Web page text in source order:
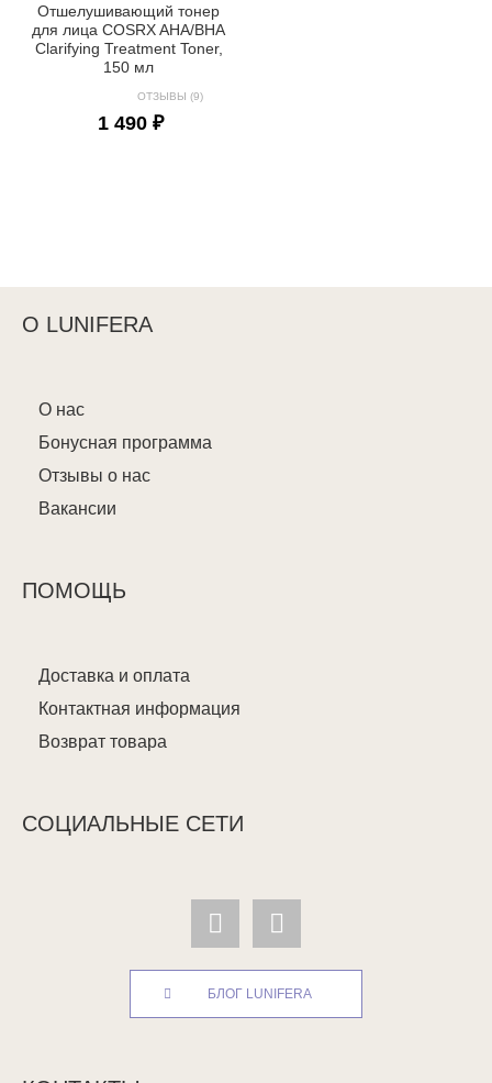
Отшелушивающий тонер
для лица COSRX AHA/BHA
Clarifying Treatment Toner,
150 мл
ОТЗЫВЫ (9)
1 490 ₽
О LUNIFERA
О нас
Бонусная программа
Отзывы о нас
Вакансии
ПОМОЩЬ
Доставка и оплата
Контактная информация
Возврат товара
СОЦИАЛЬНЫЕ СЕТИ
БЛОГ LUNIFERA